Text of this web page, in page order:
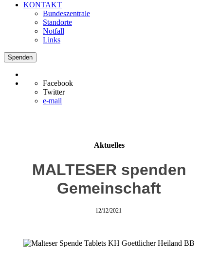
KONTAKT
Bundeszentrale
Standorte
Notfall
Links
Spenden
Facebook
Twitter
e-mail
Aktuelles
MALTESER spenden
Gemeinschaft
12/12/2021